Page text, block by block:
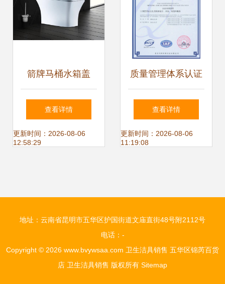
箭牌马桶水箱盖
查看详情
更新时间：2026-08-06
12:58:29
质量管理体系认证
助力佳美迪节水洁
具品质升级
查看详情
更新时间：2026-08-06
11:19:08
地址：云南省昆明市五华区护国街道文庙直街48号附2112号
电话：-
Copyright © 2026 www.bvywsaa.com 卫生洁具销售 五华区锦芮百货
店 卫生洁具销售 版权所有 Sitemap